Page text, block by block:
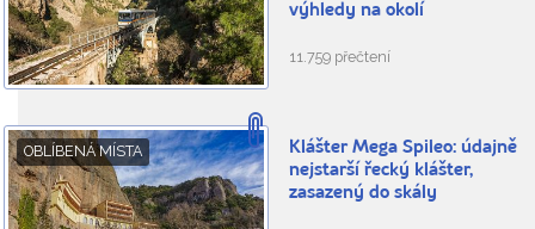
výhledy na okolí
11.759 přečtení
OBLÍBENÁ MÍSTA
Klášter Mega Spileo: údajně
nejstarší řecký klášter,
zasazený do skály